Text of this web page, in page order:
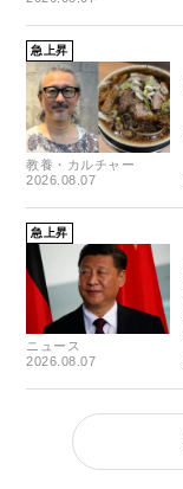
急上昇
教養・カルチャー
2026.08.07
急上昇
ニュース
2026.08.07